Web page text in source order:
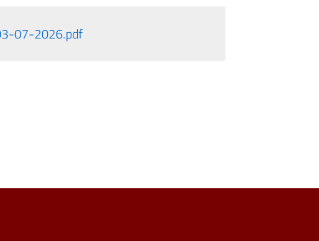
07-2026.pdf